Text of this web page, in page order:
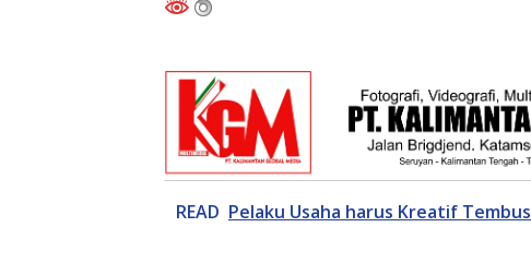
READ Pelaku Usaha harus Kreatif